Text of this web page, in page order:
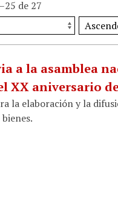
de 27
a la asamblea
XX aniversario
la elaboración y la